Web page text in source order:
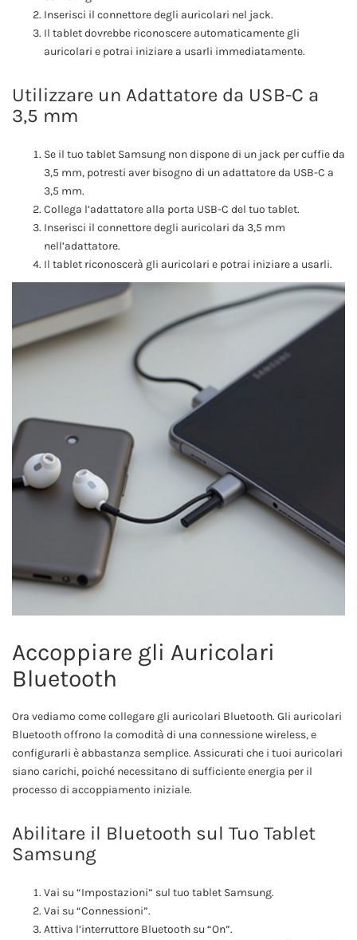
Inserisci il connettore degli auricolari nel jack.
Il tablet dovrebbe riconoscere automaticamente gli
auricolari e potrai iniziare a usarli immediatamente.
Utilizzare un Adattatore da USB-C a
3,5 mm
Se il tuo tablet Samsung non dispone di un jack per cuffie da
3,5 mm, potresti aver bisogno di un adattatore da USB-C a
3,5 mm.
Collega l’adattatore alla porta USB-C del tuo tablet.
Inserisci il connettore degli auricolari da 3,5 mm
nell’adattatore.
Il tablet riconoscerà gli auricolari e potrai iniziare a usarli.
Accoppiare gli Auricolari
Bluetooth
Ora vediamo come collegare gli auricolari Bluetooth. Gli auricolari
Bluetooth offrono la comodità di una connessione wireless, e
configurarli è abbastanza semplice. Assicurati che i tuoi auricolari
siano carichi, poiché necessitano di sufficiente energia per il
processo di accoppiamento iniziale.
Abilitare il Bluetooth sul Tuo Tablet
Samsung
Vai su “Impostazioni” sul tuo tablet Samsung.
Vai su “Connessioni”.
Attiva l’interruttore Bluetooth su “On”.